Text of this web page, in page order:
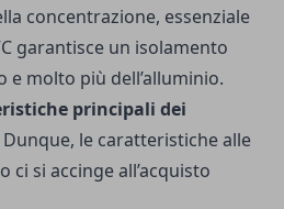
concentrazione, essenziale
garantisce un isolamento
e molto più dell’alluminio.
principali dei
Dunque, le caratteristiche alle
si accinge all’acquisto